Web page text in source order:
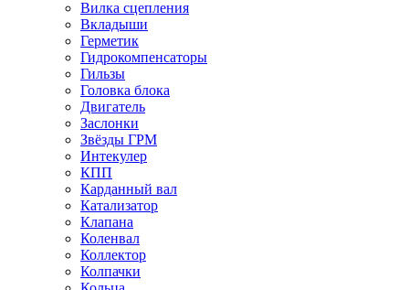
Вилка сцепления
Вкладыши
Герметик
Гидрокомпенсаторы
Гильзы
Головка блока
Двигатель
Заслонки
Звёзды ГРМ
Интекулер
КПП
Карданный вал
Катализатор
Клапана
Коленвал
Коллектор
Колпачки